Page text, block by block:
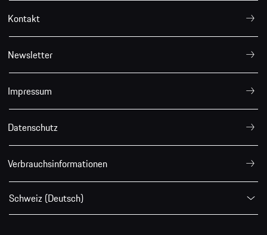
Kontakt
Newsletter
Impressum
Datenschutz
Verbrauchsinformationen
Schweiz (Deutsch)